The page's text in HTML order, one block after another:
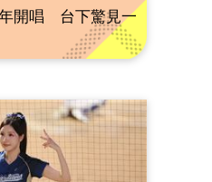
開唱 台下驚見一